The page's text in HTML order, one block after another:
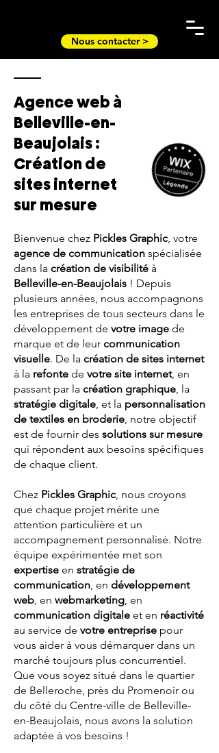
Nous contacter >
Agence web à
Belleville-en-
Beaujolais :
Création de
sites internet
sur mesure
Bienvenue chez Pickles Graphic, votre
agence de communication spécialisée
dans la création de visibilité à
Belleville-en-Beaujolais ! Depuis
plusieurs années, nous accompagnons
les entreprises de tous secteurs dans le
développement de votre image de
marque et de leur communication
visuelle. De la création de sites internet
à la refonte de votre site internet, en
passant par la création graphique, la
stratégie digitale, et la personnalisation
de textiles en broderie, notre objectif
est de fournir des solutions sur mesure
qui répondent aux besoins spécifiques
de chaque client.
Chez Pickles Graphic, nous croyons
que chaque projet mérite une
attention particulière et un
accompagnement personnalisé. Notre
équipe expérimentée met son
expertise en stratégie de
communication, en développement
web, en webmarketing, en
communication digitale et en réactivité
au service de votre entreprise pour
vous aider à vous démarquer dans un
marché toujours plus concurrentiel.
Que vous soyez situé dans le quartier
de Belleroche, près du Promenoir ou
du côté du Centre-ville de Belleville-
en-Beaujolais, nous avons la solution
adaptée à vos besoins !